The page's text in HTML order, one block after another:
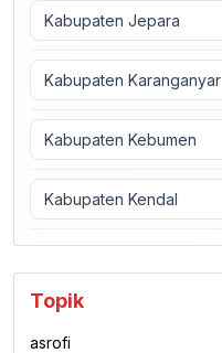
Kabupaten Jepara
Kabupaten Karanganyar
Kabupaten Kebumen
Kabupaten Kendal
Topik
asrofi